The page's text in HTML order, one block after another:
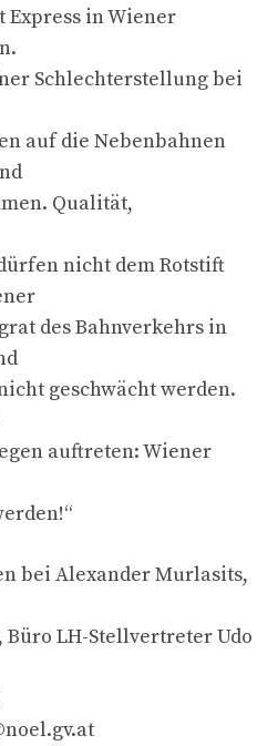
Express in Wiener
Schlechterstellung bei
auf die Nebenbahnen
Qualität,
nicht dem Rotstift
des Bahnverkehrs in
geschwächt werden.
auftreten: Wiener
bei Alexander Murlasits,
LH-Stellvertreter Udo